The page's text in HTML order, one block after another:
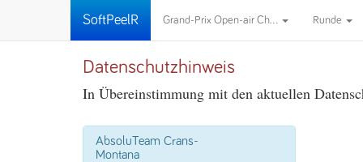
SoftPeelR Grand-Prix Open-air Ch... Runde
Datenschutzhinweis
In Übereinstimmung mit den aktuellen
AbsoluTeam Crans-
Montana